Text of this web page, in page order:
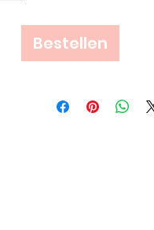
Bestellen